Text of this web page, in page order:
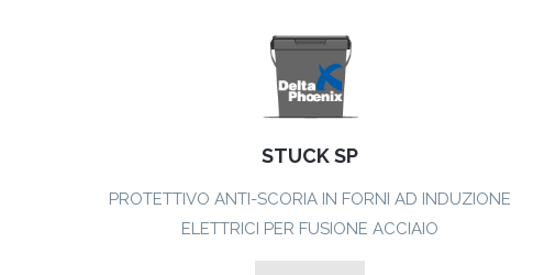
STUCK SP
PROTETTIVO ANTI-SCORIA IN FORNI AD INDUZIONE
ELETTRICI PER FUSIONE ACCIAIO